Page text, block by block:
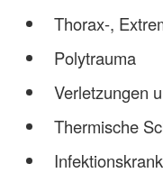
Thorax-,
Polytrauma
Verletzungen
Thermische